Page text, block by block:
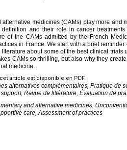
alternative medicines (CAMs) play more and
and their role in cancer
of the CAMs admitted by the French
in France. We start with a brief
about some of the best clinical trials
CAMs so thrilling, but also why they
medicine.
article est disponible en PDF.
alternatives complémentaires, Pratique de
Revue de littérature, Évaluation de
and alternative medicines,
care, Assessment of practices